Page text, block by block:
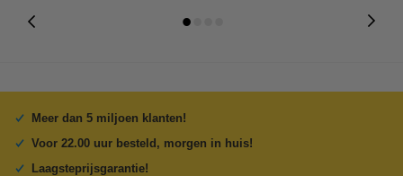
Meer dan 5 miljoen klanten!
Voor 22.00 uur besteld, morgen in huis!
Laagsteprijsgarantie!